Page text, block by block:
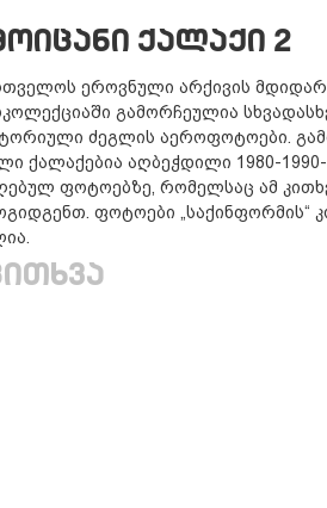
ᲥᲐᲚᲐᲥᲘ 2
ეროვნული არქივის მდიდარ
გამორჩეულია
ძეგლის აეროფოტოები.
ქალაქებია აღბეჭდილი 1980-
ფოტოებზე, რომელსაც ამ
ფოტოები „საქინფორმის“